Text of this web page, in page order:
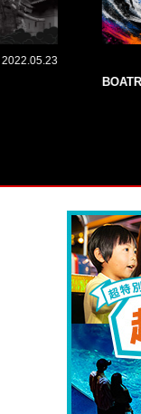
2022.05.23